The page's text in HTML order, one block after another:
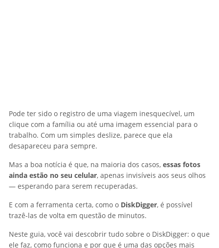
Pode ter sido o registro de uma viagem inesquecível, um
clique com a família ou até uma imagem essencial para o
trabalho. Com um simples deslize, parece que ela
desapareceu para sempre.
Mas a boa notícia é que, na maioria dos casos, essas fotos
ainda estão no seu celular, apenas invisíveis aos seus olhos
— esperando para serem recuperadas.
E com a ferramenta certa, como o DiskDigger, é possível
trazê-las de volta em questão de minutos.
Neste guia, você vai descobrir tudo sobre o DiskDigger: o que
ele faz, como funciona e por que é uma das opções mais